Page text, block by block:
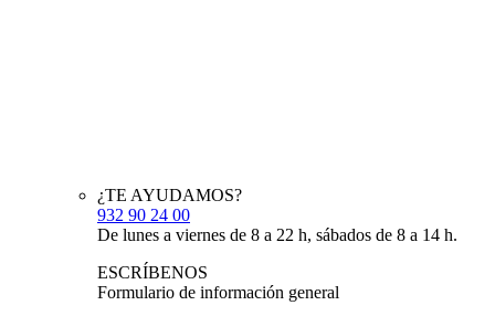
¿TE AYUDAMOS?
932 90 24 00
De lunes a viernes de 8 a 22 h, sábados de 8 a 14 h.
ESCRÍBENOS
Formulario de información general